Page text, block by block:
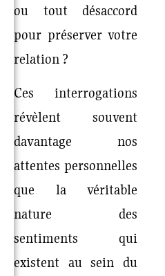
ou tout désaccord
pour préserver votre
relation ?
Ces interrogations
révèlent souvent
davantage nos
attentes personnelles
que la véritable
nature des
sentiments qui
existent au sein du